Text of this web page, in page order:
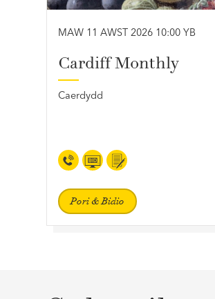
MAW 11 AWST 2026 10:00 YB
Cardiff Monthly
Caerdydd
Pori & Bidio